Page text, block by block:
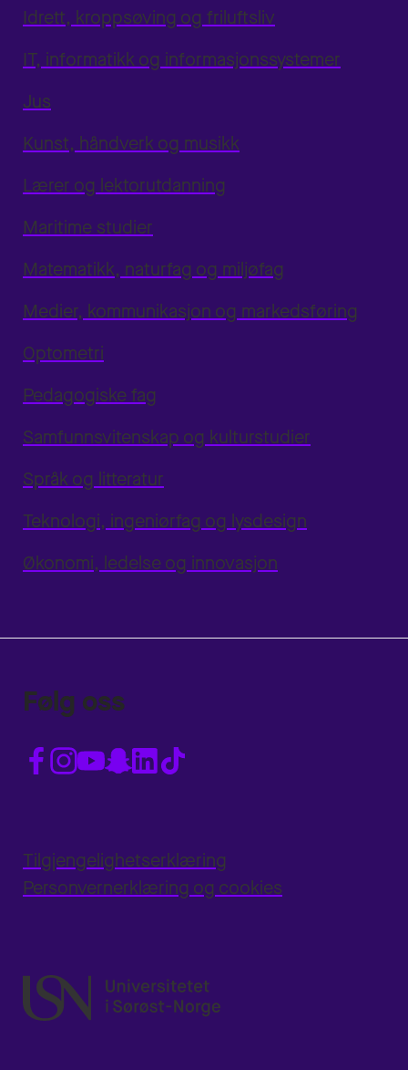
Idrett, kroppsøving og friluftsliv
IT, informatikk og informasjonssystemer
Jus
Kunst, håndverk og musikk
Lærer og lektorutdanning
Maritime studier
Matematikk, naturfag og miljøfag
Medier, kommunikasjon og markedsføring
Optometri
Pedagogiske fag
Samfunnsvitenskap og kulturstudier
Språk og litteratur
Teknologi, ingeniørfag og lysdesign
Økonomi, ledelse og innovasjon
Følg oss
Tilgjengelighetserklæring
Personvernerklæring og cookies